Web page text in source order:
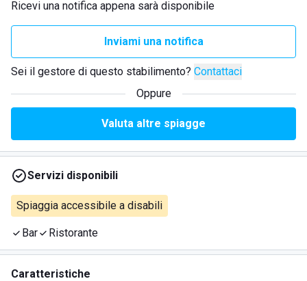
Ricevi una notifica appena sarà disponibile
Inviami una notifica
Sei il gestore di questo stabilimento? Contattaci
Oppure
Valuta altre spiagge
Servizi disponibili
Spiaggia accessibile a disabili
Bar Ristorante
Caratteristiche